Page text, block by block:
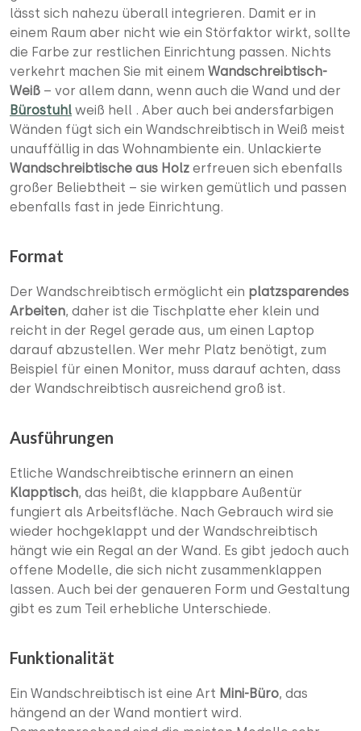
lässt sich nahezu überall integrieren. Damit er in
einem Raum aber nicht wie ein Störfaktor wirkt, sollte
die Farbe zur restlichen Einrichtung passen. Nichts
verkehrt machen Sie mit einem Wandschreibtisch-
Weiß – vor allem dann, wenn auch die Wand und der
Bürostuhl weiß hell . Aber auch bei andersfarbigen
Wänden fügt sich ein Wandschreibtisch in Weiß meist
unauffällig in das Wohnambiente ein. Unlackierte
Wandschreibtische aus Holz erfreuen sich ebenfalls
großer Beliebtheit – sie wirken gemütlich und passen
ebenfalls fast in jede Einrichtung.
Format
Der Wandschreibtisch ermöglicht ein platzsparendes
Arbeiten, daher ist die Tischplatte eher klein und
reicht in der Regel gerade aus, um einen Laptop
darauf abzustellen. Wer mehr Platz benötigt, zum
Beispiel für einen Monitor, muss darauf achten, dass
der Wandschreibtisch ausreichend groß ist.
Ausführungen
Etliche Wandschreibtische erinnern an einen
Klapptisch, das heißt, die klappbare Außentür
fungiert als Arbeitsfläche. Nach Gebrauch wird sie
wieder hochgeklappt und der Wandschreibtisch
hängt wie ein Regal an der Wand. Es gibt jedoch auch
offene Modelle, die sich nicht zusammenklappen
lassen. Auch bei der genaueren Form und Gestaltung
gibt es zum Teil erhebliche Unterschiede.
Funktionalität
Ein Wandschreibtisch ist eine Art Mini-Büro, das
hängend an der Wand montiert wird.